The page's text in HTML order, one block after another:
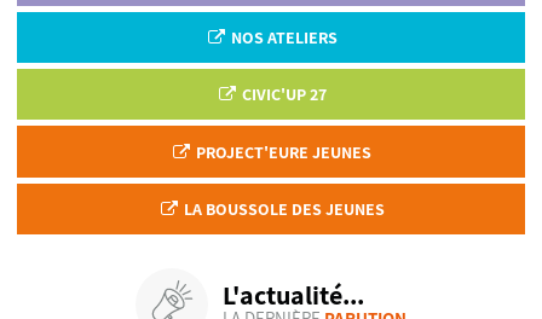
NOS ATELIERS
CIVIC'UP 27
PROJECT'EURE JEUNES
LA BOUSSOLE DES JEUNES
L'actualité...